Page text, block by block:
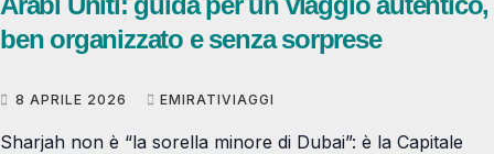
ben organizzato e senza sorprese
8 APRILE 2026 EMIRATIVIAGGI
Sharjah non è “la sorella minore di Dubai”: è la Capitale